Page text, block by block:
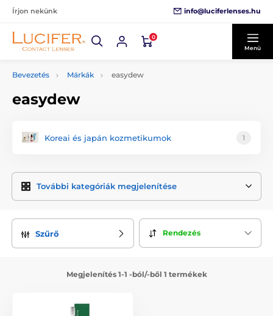
Írjon nekünk info@luciferlenses.hu
0
Menü
Bevezetés Márkák easydew
easydew
Koreai és japán kozmetikumok 1
További kategóriák megjelenítése
Szűrő Rendezés
Megjelenítés 1-1 -ból/-ből 1 termékek